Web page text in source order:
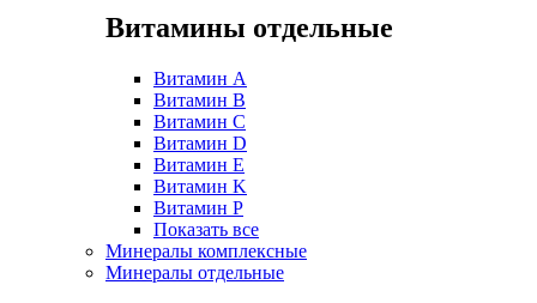
Витамины отдельные
Витамин A
Витамин B
Витамин C
Витамин D
Витамин E
Витамин K
Витамин P
Показать все
Минералы комплексные
Минералы отдельные